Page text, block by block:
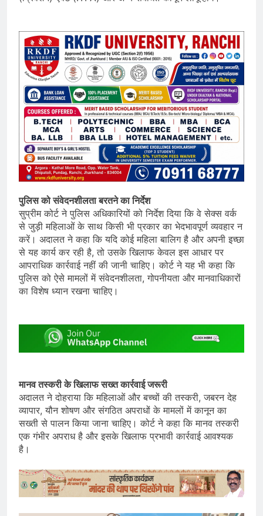
पुलिस को संवेदनशीलता बरतने का निर्देश
सुप्रीम कोर्ट ने पुलिस अधिकारियों को निर्देश दिया कि वे सेक्स वर्क
से जुड़ी महिलाओं के साथ किसी भी प्रकार का भेदभावपूर्ण व्यवहार न
करें। अदालत ने कहा कि यदि कोई महिला बालिग है और अपनी इच्छा
से यह कार्य कर रही है, तो उसके खिलाफ केवल इस आधार पर
आपराधिक कार्रवाई नहीं की जानी चाहिए। कोर्ट ने यह भी कहा कि
पुलिस को ऐसे मामलों में संवेदनशीलता, गोपनीयता और मानवाधिकारों
का विशेष ध्यान रखना चाहिए।
मानव तस्करी के खिलाफ सख्त कार्रवाई जरूरी
अदालत ने दोहराया कि महिलाओं और बच्चों की तस्करी, जबरन देह
व्यापार, यौन शोषण और संगठित अपराधों के मामलों में कानून का
सख्ती से पालन किया जाना चाहिए। कोर्ट ने कहा कि मानव तस्करी
एक गंभीर अपराध है और इसके खिलाफ प्रभावी कार्रवाई आवश्यक
है।